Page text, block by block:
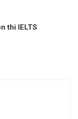
thi IELTS